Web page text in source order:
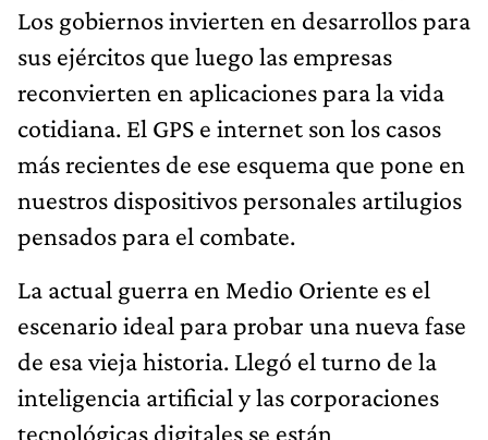
Los gobiernos invierten en desarrollos para
sus ejércitos que luego las empresas
reconvierten en aplicaciones para la vida
cotidiana. El GPS e internet son los casos
más recientes de ese esquema que pone en
nuestros dispositivos personales artilugios
pensados para el combate.
La actual guerra en Medio Oriente es el
escenario ideal para probar una nueva fase
de esa vieja historia. Llegó el turno de la
inteligencia artificial y las corporaciones
tecnológicas digitales se están